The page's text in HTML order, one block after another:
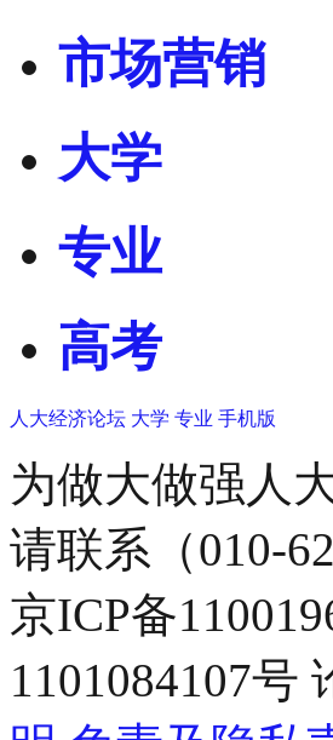
市场营销
大学
专业
高考
人大经济论坛 大学 专业 手机版
为做大做强人
请联系（010-
京ICP备
1101084107